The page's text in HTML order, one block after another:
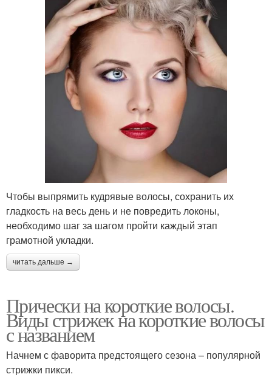
Чтобы выпрямить кудрявые волосы, сохранить их
гладкость на весь день и не повредить локоны,
необходимо шаг за шагом пройти каждый этап
грамотной укладки.
читать дальше →
Прически на короткие волосы.
Виды стрижек на короткие волосы
с названием
Начнем с фаворита предстоящего сезона – популярной
стрижки пикси.